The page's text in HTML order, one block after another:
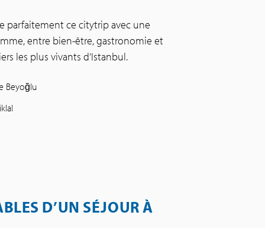
parfaitement ce citytrip avec une
entre bien-être, gastronomie et
les plus vivants d’Istanbul.
Beyoğlu
D’UN SÉJOUR À